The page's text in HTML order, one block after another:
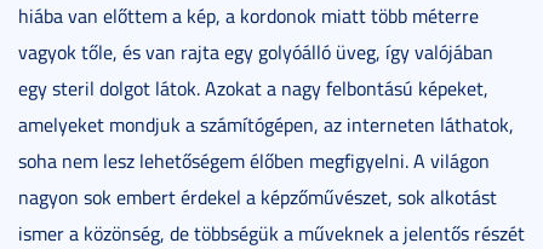
hiába van előttem a kép, a kordonok miatt több méterre
vagyok tőle, és van rajta egy golyóálló üveg, így valójában
egy steril dolgot látok. Azokat a nagy felbontású képeket,
amelyeket mondjuk a számítógépen, az interneten láthatok,
soha nem lesz lehetőségem élőben megfigyelni. A világon
nagyon sok embert érdekel a képzőművészet, sok alkotást
ismer a közönség, de többségük a műveknek a jelentős részét